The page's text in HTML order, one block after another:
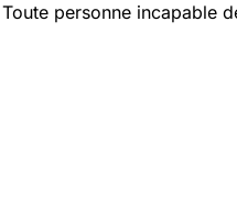
personne incapable